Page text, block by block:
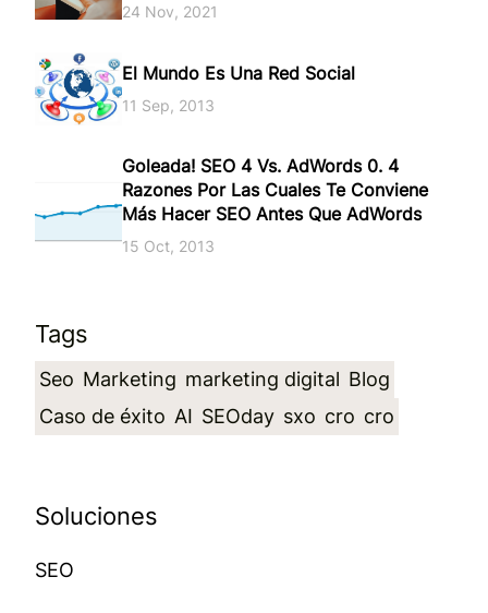
24 Nov, 2021
El Mundo Es Una Red Social
11 Sep, 2013
Goleada! SEO 4 Vs. AdWords 0. 4
Razones Por Las Cuales Te Conviene
Más Hacer SEO Antes Que AdWords
15 Oct, 2013
Tags
Seo Marketing marketing digital Blog
Caso de éxito AI SEOday sxo cro cro
Soluciones
SEO